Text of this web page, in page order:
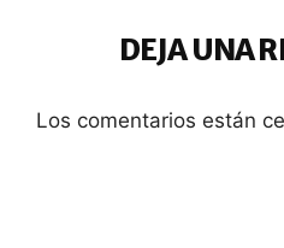
DEJA UNA
Los comentarios están